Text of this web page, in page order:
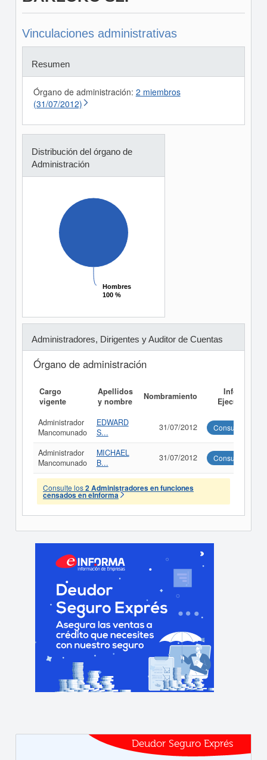
Vinculaciones administrativas
Resumen
Órgano de administración: 2 miembros
(31/07/2012)
Distribución del órgano de
Administración
Hombres
100 %
Hombres
100 %
Administradores, Dirigentes y Auditor de Cuentas
Órgano de administración
Cargo
vigente
Apellidos
y nombre
Nombramiento
Informe
Ejecutivo
Administrador
Mancomunado
EDWARD
S...
31/07/2012 Consultar
Administrador
Mancomunado
MICHAEL
B...
31/07/2012 Consultar
Consulte los2 Administradores en funciones
censados en eInforma
Deudor Seguro Exprés